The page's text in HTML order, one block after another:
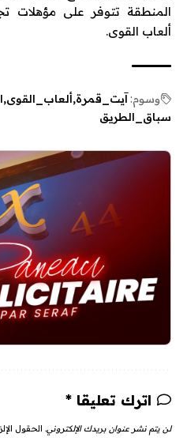
المنطقة تتوفر على مؤهلات
ألعاب القوى.
وسوم: آيت_قمرة ألعاب_القوى
سباق_الطريق
اترك تعليقا *
لن يتم نشر عنوان بريدك الإلكتروني. الحقول